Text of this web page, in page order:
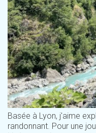
Basée à Lyon, j'aime
randonnant. Pour une